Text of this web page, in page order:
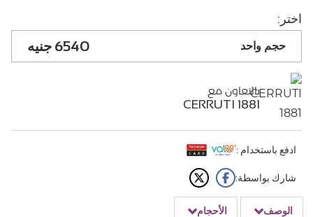
اختر:
حجم واحد 6540
بالتعاون مع
CERRUTI 1881
ادفع باستخدام :
شارك بواسطة:
الوصف الأحجام